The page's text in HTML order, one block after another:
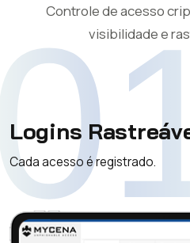
Controle de acesso
visibilidade e
Logins
Cada acesso é registrado.